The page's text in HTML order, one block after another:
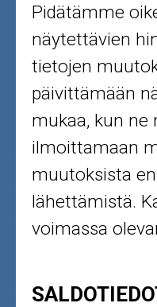
Pidätämme
näytettävien
tietojen
päivittämään
mukaa, kun ne
ilmoittamaan
muutoksista
lähettämistä.
voimassa